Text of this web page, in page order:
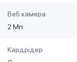
Веб камера
2 Мп
Кардрідер